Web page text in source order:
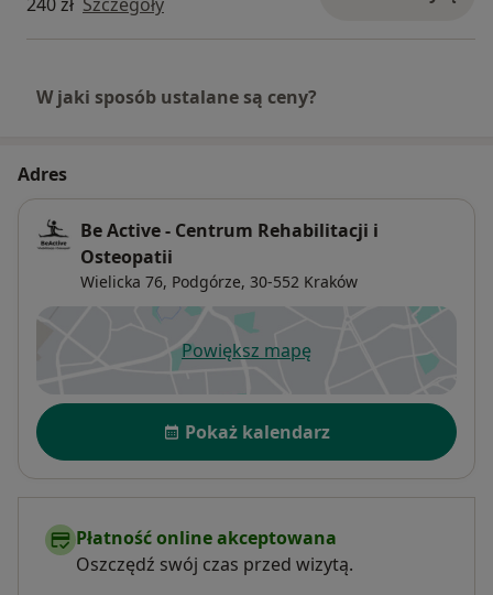
W jaki sposób ustalane są ceny?
Adres
Be Active - Centrum Rehabilitacji i
Osteopatii
Wielicka 76, Podgórze, 30-552 Kraków
Powiększ mapęotwiera się w nowej karcie
Dostępność
Pokaż kalendarz
Płatność online akceptowana
Oszczędź swój czas przed wizytą.